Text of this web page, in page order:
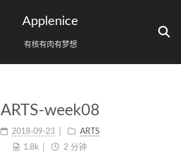
Applenice
有核有肉有梦想
ARTS-week08
2018-09-23
ARTS
1.8k
2 分钟